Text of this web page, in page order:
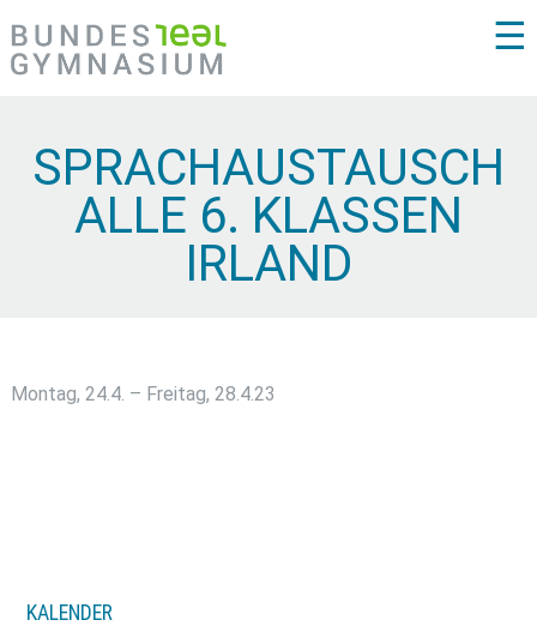
☰
SPRACHAUSTAUSCH
ALLE 6. KLASSEN
IRLAND
Montag, 24.4. – Freitag, 28.4.23
KALENDER